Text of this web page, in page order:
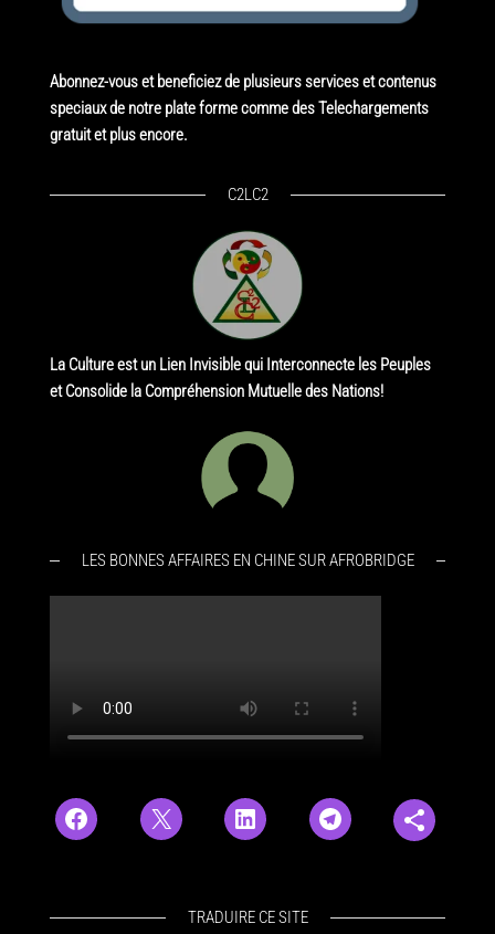
Abonnez-vous et beneficiez de plusieurs services et contenus
speciaux de notre plate forme comme des Telechargements
gratuit et plus encore.
C2LC2
La Culture est un Lien Invisible qui Interconnecte les Peuples
et Consolide la Compréhension Mutuelle des Nations!
LES BONNES AFFAIRES EN CHINE SUR AFROBRIDGE
TRADUIRE CE SITE